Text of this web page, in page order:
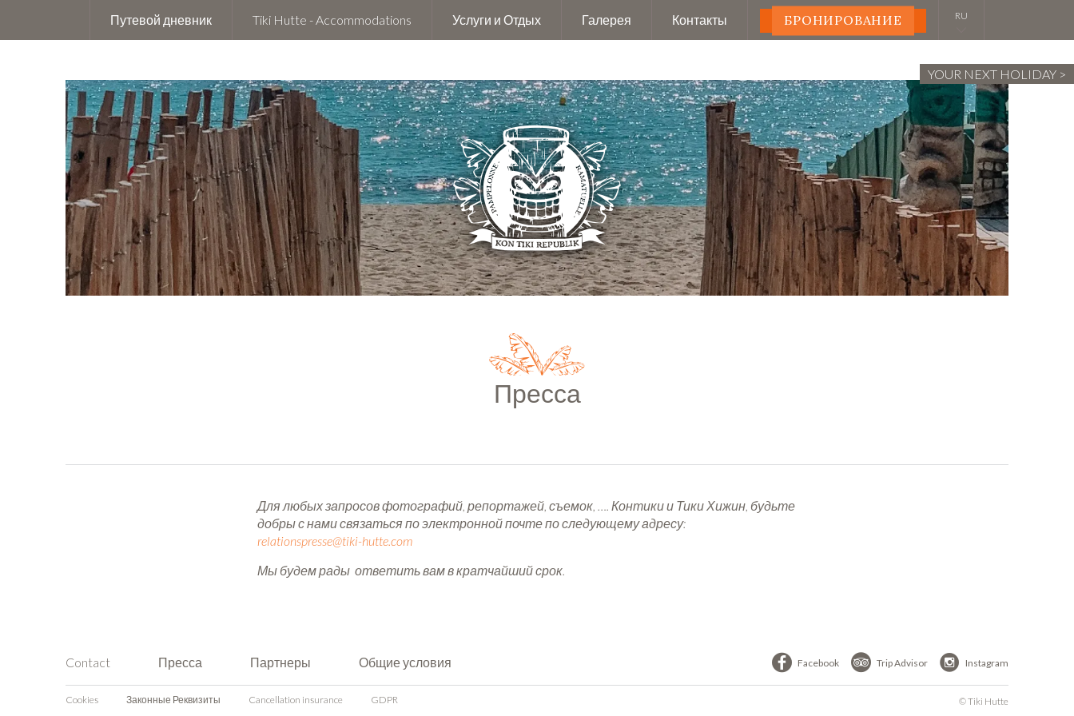
Путевой дневник Tiki Hutte - Accommodations Услуги и Отдых Галерея Контакты БРОНИРОВАНИЕ
YOUR NEXT HOLIDAY
Пресса
Для любых запросов фотографий, репортажей, съемок, …. Контики и Тики Хижин, будьте
добры с нами связаться по электронной почте по следующему адресу:
relationspresse@tiki-hutte.com
Мы будем рады ответить вам в кратчайший срок.
Contact Пресса Партнеры Общие условия Facebook Trip Advisor Instagram
Cookies Законные Реквизиты Cancellation insurance GDPR © Tiki Hutte